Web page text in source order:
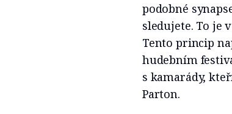
podobné
sledujete. To je
Tento princip
hudebním
s kamarády,
Parton.